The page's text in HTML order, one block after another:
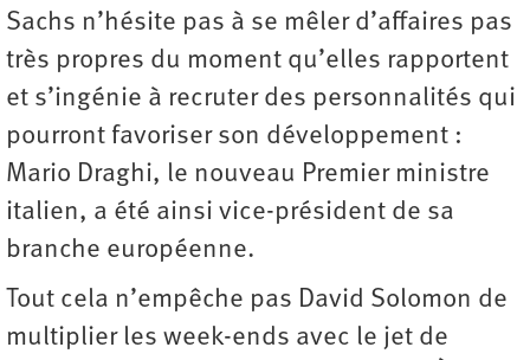
Sachs n’hésite pas à se mêler d’affaires pas
très propres du moment qu’elles rapportent
et s’ingénie à recruter des personnalités qui
pourront favoriser son développement :
Mario Draghi, le nouveau Premier ministre
italien, a été ainsi vice-président de sa
branche européenne.
Tout cela n’empêche pas David Solomon de
multiplier les week-ends avec le jet de